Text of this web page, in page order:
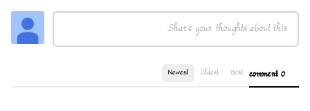
0 comment
Best
Oldest
Newest